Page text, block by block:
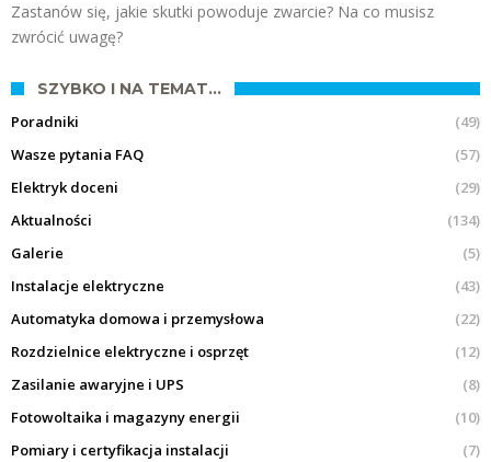
Zastanów się, jakie skutki powoduje zwarcie? Na co musisz
zwrócić uwagę?
SZYBKO I NA TEMAT…
Poradniki
(49)
Wasze pytania FAQ
(57)
Elektryk doceni
(29)
Aktualności
(134)
Galerie
(5)
Instalacje elektryczne
(43)
Automatyka domowa i przemysłowa
(22)
Rozdzielnice elektryczne i osprzęt
(12)
Zasilanie awaryjne i UPS
(8)
Fotowoltaika i magazyny energii
(10)
Pomiary i certyfikacja instalacji
(7)